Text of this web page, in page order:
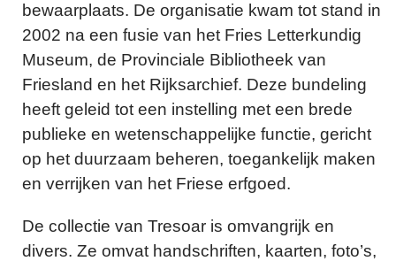
bewaarplaats. De organisatie kwam tot stand in
2002 na een fusie van het Fries Letterkundig
Museum, de Provinciale Bibliotheek van
Friesland en het Rijksarchief. Deze bundeling
heeft geleid tot een instelling met een brede
publieke en wetenschappelijke functie, gericht
op het duurzaam beheren, toegankelijk maken
en verrijken van het Friese erfgoed.
De collectie van Tresoar is omvangrijk en
divers. Ze omvat handschriften, kaarten, foto’s,